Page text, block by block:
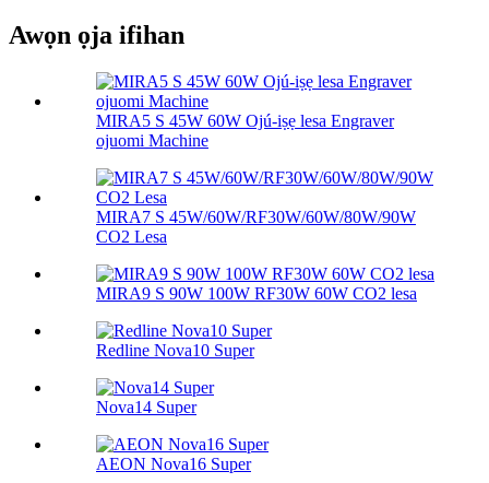
Awọn ọja ifihan
MIRA5 S 45W 60W Ojú-iṣẹ lesa Engraver
ojuomi Machine
MIRA7 S 45W/60W/RF30W/60W/80W/90W
CO2 Lesa
MIRA9 S 90W 100W RF30W 60W CO2 lesa
Redline Nova10 Super
Nova14 Super
AEON Nova16 Super